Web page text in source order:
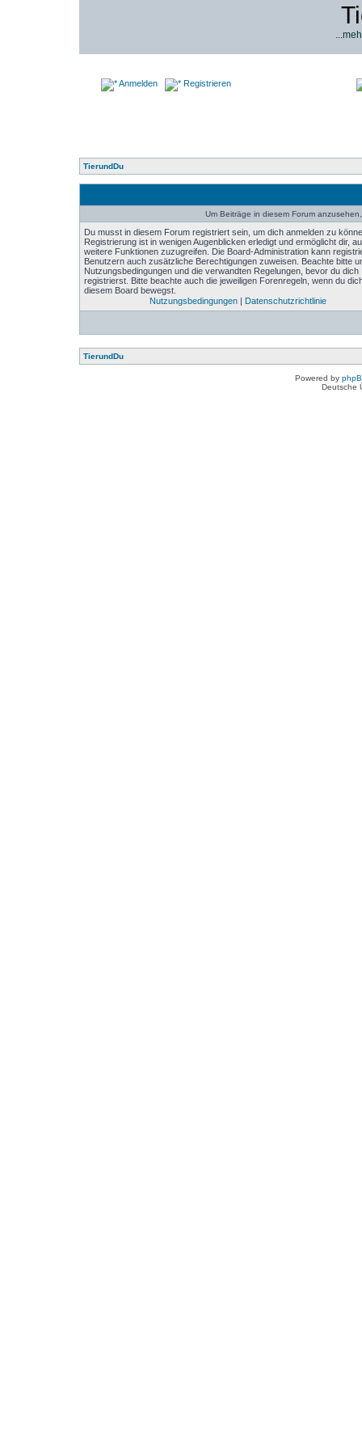
Anmelden Registrieren
TierundDu
Um Beiträge in diesem Forum
Du musst in diesem Forum registriert sein, um dich anmelden zu
Registrierung ist in wenigen Augenblicken erledigt und ermöglicht dir,
weitere Funktionen zuzugreifen. Die Board-Administration kann
Benutzern auch zusätzliche Berechtigungen zuweisen. Beachte bitte
Nutzungsbedingungen und die verwandten Regelungen, bevor du dich
registrierst. Bitte beachte auch die jeweiligen Forenregeln, wenn du
diesem Board bewegst.
Nutzungsbedingungen| Datenschutzrichtlinie
TierundDu
Powered by
Deutsche